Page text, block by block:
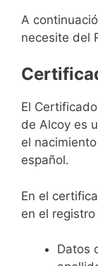
A
necesite del
El
de Alcoy es
el
español.
En el
en el
Datos